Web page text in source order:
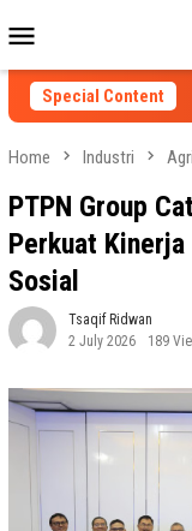
to
contentMenu
Special Content
Home Industri
PTPN Group
Perkuat
Sosial
Tsaqif Ridwan
2 July 2026
189